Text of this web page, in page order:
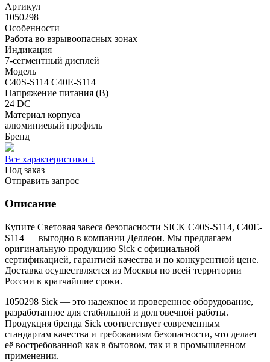
Артикул
1050298
Особенности
Работа во взрывоопасных зонах
Индикация
7-сегментный дисплей
Модель
C40S-S114 C40E-S114
Напряжение питания (В)
24 DC
Материал корпуса
алюминиевый профиль
Бренд
Все характеристики ↓
Под заказ
Отправить запрос
Описание
Купите Световая завеса безопасности SICK C40S-S114, C40E-
S114 — выгодно в компании Деллеон. Мы предлагаем
оригинальную продукцию Sick с официальной
сертификацией, гарантией качества и по конкурентной цене.
Доставка осуществляется из Москвы по всей территории
России в кратчайшие сроки.
1050298 Sick — это надежное и проверенное оборудование,
разработанное для стабильной и долговечной работы.
Продукция бренда Sick соответствует современным
стандартам качества и требованиям безопасности, что делает
её востребованной как в бытовом, так и в промышленном
применении.